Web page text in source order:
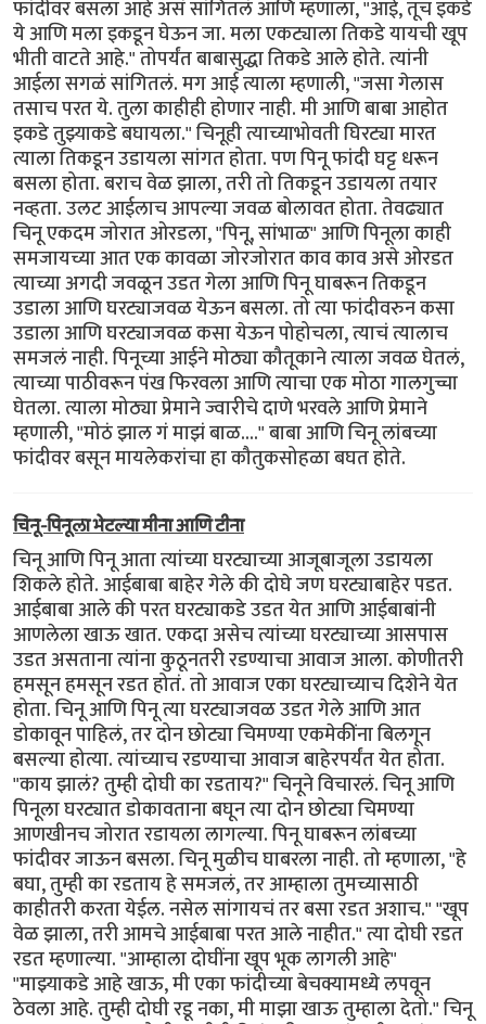
फांदीवर बसला आहे असं सांगितलं आणि म्हणाला, "आई, तूच इकडे
ये आणि मला इकडून घेऊन जा. मला एकट्याला तिकडे यायची खूप
भीती वाटते आहे." तोपर्यंत बाबासुद्धा तिकडे आले होते. त्यांनी
आईला सगळं सांगितलं. मग आई त्याला म्हणाली, "जसा गेलास
तसाच परत ये. तुला काहीही होणार नाही. मी आणि बाबा आहोत
इकडे तुझ्याकडे बघायला." चिनूही त्याच्याभोवती घिरट्या मारत
त्याला तिकडून उडायला सांगत होता. पण पिनू फांदी घट्ट धरून
बसला होता. बराच वेळ झाला, तरी तो तिकडून उडायला तयार
नव्हता. उलट आईलाच आपल्या जवळ बोलावत होता. तेवढ्यात
चिनू एकदम जोरात ओरडला, "पिनू, सांभाळ" आणि पिनूला काही
समजायच्या आत एक कावळा जोरजोरात काव काव असे ओरडत
त्याच्या अगदी जवळून उडत गेला आणि पिनू घाबरून तिकडून
उडाला आणि घरट्याजवळ येऊन बसला. तो त्या फांदीवरुन कसा
उडाला आणि घरट्याजवळ कसा येऊन पोहोचला, त्याचं त्यालाच
समजलं नाही. पिनूच्या आईने मोठ्या कौतूकाने त्याला जवळ घेतलं,
त्याच्या पाठीवरून पंख फिरवला आणि त्याचा एक मोठा गालगुच्चा
घेतला. त्याला मोठ्या प्रेमाने ज्वारीचे दाणे भरवले आणि प्रेमाने
म्हणाली, "मोठं झाल गं माझं बाळ...." बाबा आणि चिनू लांबच्या
फांदीवर बसून मायलेकरांचा हा कौतुकसोहळा बघत होते.
चिनू-पिनूला भेटल्या मीना आणि टीना
चिनू आणि पिनू आता त्यांच्या घरट्याच्या आजूबाजूला उडायला
शिकले होते. आईबाबा बाहेर गेले की दोघे जण घरट्याबाहेर पडत.
आईबाबा आले की परत घरट्याकडे उडत येत आणि आईबाबांनी
आणलेला खाऊ खात. एकदा असेच त्यांच्या घरट्याच्या आसपास
उडत असताना त्यांना कुठूनतरी रडण्याचा आवाज आला. कोणीतरी
हमसून हमसून रडत होतं. तो आवाज एका घरट्याच्याच दिशेने येत
होता. चिनू आणि पिनू त्या घरट्याजवळ उडत गेले आणि आत
डोकावून पाहिलं, तर दोन छोट्या चिमण्या एकमेकींना बिलगून
बसल्या होत्या. त्यांच्याच रडण्याचा आवाज बाहेरपर्यंत येत होता.
"काय झालं? तुम्ही दोघी का रडताय?" चिनूने विचारलं. चिनू आणि
पिनूला घरट्यात डोकावताना बघून त्या दोन छोट्या चिमण्या
आणखीनच जोरात रडायला लागल्या. पिनू घाबरून लांबच्या
फांदीवर जाऊन बसला. चिनू मुळीच घाबरला नाही. तो म्हणाला, "हे
बघा, तुम्ही का रडताय हे समजलं, तर आम्हाला तुमच्यासाठी
काहीतरी करता येईल. नसेल सांगायचं तर बसा रडत अशाच." "खूप
वेळ झाला, तरी आमचे आईबाबा परत आले नाहीत." त्या दोघी रडत
रडत म्हणाल्या. "आम्हाला दोघींना खूप भूक लागली आहे"
"माझ्याकडे आहे खाऊ, मी एका फांदीच्या बेचक्यामध्ये लपवून
ठेवला आहे. तुम्ही दोघी रडू नका, मी माझा खाऊ तुम्हाला देतो." चिनू